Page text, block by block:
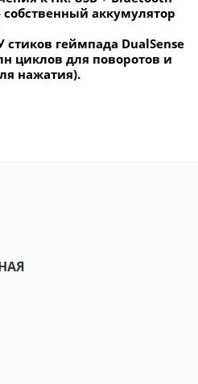
аккумулятор
стиков геймпада DualSense
циклов для поворотов и
нажатия).